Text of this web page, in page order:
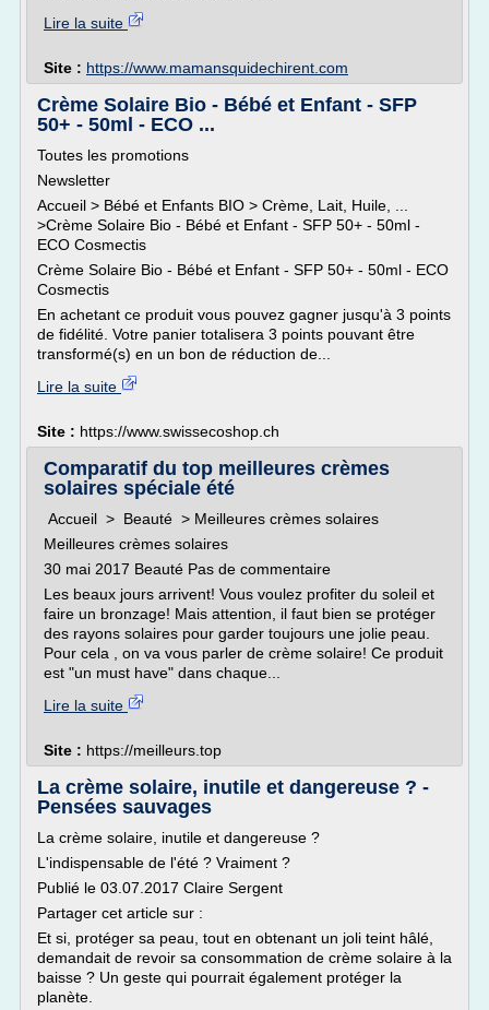
Lire la suite
Site : https://www.mamansquidechirent.com
Crème Solaire Bio - Bébé et Enfant - SFP
50+ - 50ml - ECO ...
Toutes les promotions
Newsletter
Accueil > Bébé et Enfants BIO > Crème, Lait, Huile, ...
>Crème Solaire Bio - Bébé et Enfant - SFP 50+ - 50ml -
ECO Cosmectis
Crème Solaire Bio - Bébé et Enfant - SFP 50+ - 50ml - ECO
Cosmectis
En achetant ce produit vous pouvez gagner jusqu'à 3 points
de fidélité. Votre panier totalisera 3 points pouvant être
transformé(s) en un bon de réduction de...
Lire la suite
Site : https://www.swissecoshop.ch
Comparatif du top meilleures crèmes
solaires spéciale été
Accueil > Beauté > Meilleures crèmes solaires
Meilleures crèmes solaires
30 mai 2017 Beauté Pas de commentaire
Les beaux jours arrivent! Vous voulez profiter du soleil et
faire un bronzage! Mais attention, il faut bien se protéger
des rayons solaires pour garder toujours une jolie peau.
Pour cela , on va vous parler de crème solaire! Ce produit
est "un must have" dans chaque...
Lire la suite
Site : https://meilleurs.top
La crème solaire, inutile et dangereuse ? -
Pensées sauvages
La crème solaire, inutile et dangereuse ?
L'indispensable de l'été ? Vraiment ?
Publié le 03.07.2017 Claire Sergent
Partager cet article sur :
Et si, protéger sa peau, tout en obtenant un joli teint hâlé,
demandait de revoir sa consommation de crème solaire à la
baisse ? Un geste qui pourrait également protéger la
planète.